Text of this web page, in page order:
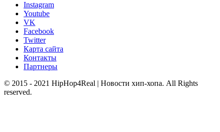
Instagram
Youtube
VK
Facebook
Twitter
Карта сайта
Контакты
Партнеры
© 2015 - 2021 HipHop4Real | Новости хип-хопа. All Rights
reserved.